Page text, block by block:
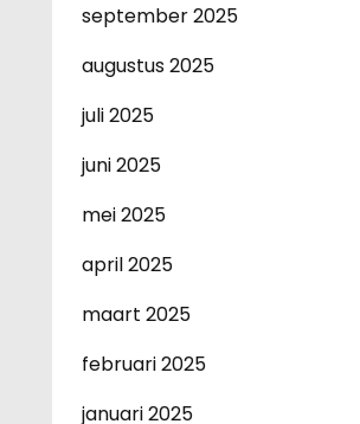
september 2025
augustus 2025
juli 2025
juni 2025
mei 2025
april 2025
maart 2025
februari 2025
januari 2025